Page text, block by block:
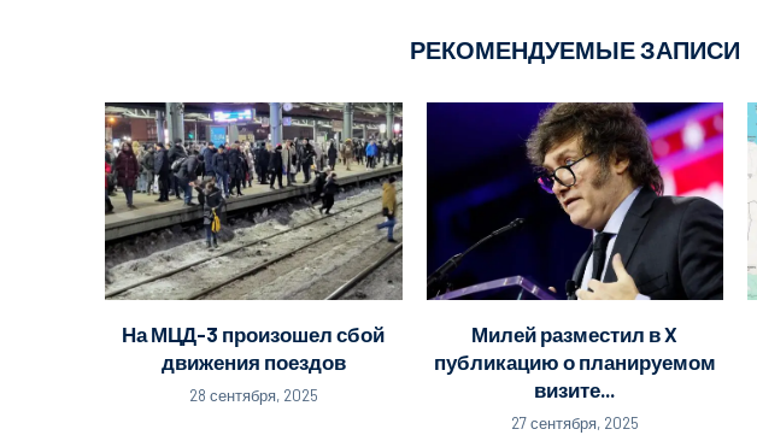
РЕКОМЕНДУЕМЫЕ ЗАПИСИ
На МЦД-3 произошел сбой
движения поездов
28 сентября, 2025
Милей разместил в X
публикацию о планируемом
визите...
27 сентября, 2025